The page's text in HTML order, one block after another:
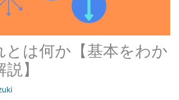
とは何か【基本をわか
】